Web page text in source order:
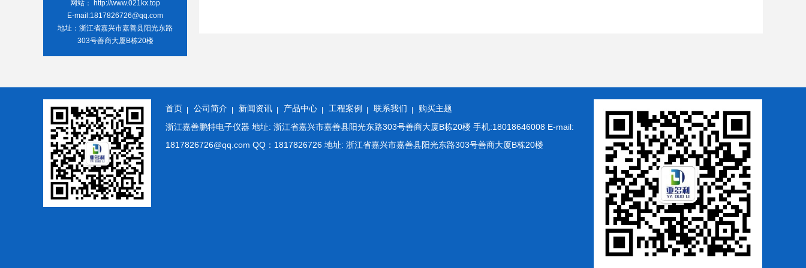
网站： http://www.021kx.top
E-mail:1817826726@qq.com
地址：浙江省嘉兴市嘉善县阳光东路
303号善商大厦B栋20楼
首页 公司简介 新闻资讯 产品中心 工程案例 联系我们 购买主题
浙江嘉善鹏特电子仪器 地址: 浙江省嘉兴市嘉善县阳光东路303号善商大厦B栋20楼 手机:18018646008 E-mail:
1817826726@qq.com QQ：1817826726 地址: 浙江省嘉兴市嘉善县阳光东路303号善商大厦B栋20楼